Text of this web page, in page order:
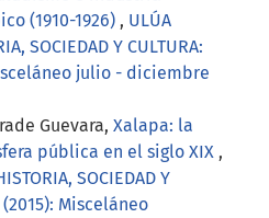
(1910-1926) , ULÚA
SOCIEDAD Y CULTURA:
julio - diciembre
Guevara, Xalapa: la
pública en el siglo XIX ,
SOCIEDAD Y
(2015): Misceláneo